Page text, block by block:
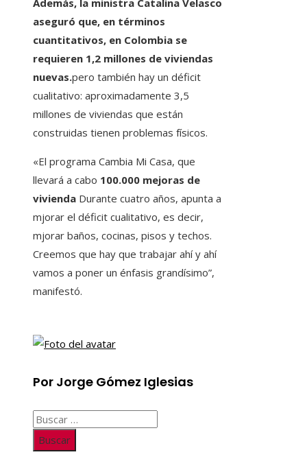
Además, la ministra Catalina Velasco
aseguró que, en términos
cuantitativos, en Colombia se
requieren 1,2 millones de viviendas
nuevas.pero también hay un déficit
cualitativo: aproximadamente 3,5
millones de viviendas que están
construidas tienen problemas físicos.
«El programa Cambia Mi Casa, que
llevará a cabo 100.000 mejoras de
vivienda Durante cuatro años, apunta a
mjorar el déficit cualitativo, es decir,
mjorar baños, cocinas, pisos y techos.
Creemos que hay que trabajar ahí y ahí
vamos a poner un énfasis grandísimo”,
manifestó.
Por Jorge Gómez Iglesias
Buscar: